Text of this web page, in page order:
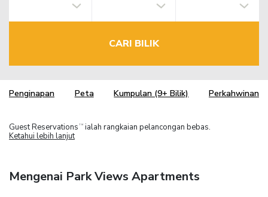
CARI BILIK
Penginapan Peta Kumpulan (9+ Bilik) Perkahwinan
Guest Reservations TM ialah rangkaian pelancongan bebas.
Ketahui lebih lanjut
Mengenai Park Views Apartments